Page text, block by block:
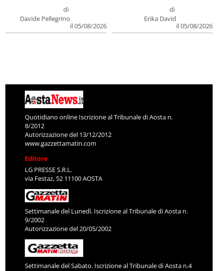
di
Davide Pellegrino
il 05/08/2026
di
Erika David
il 05/08/2026
Quotidiano online Iscrizione al Tribunale di Aosta n.
8/2012
Autorizzazione del 13/12/2012
www.gazzettamatin.com
Editore
LG PRESSE S.R.L.
via Festaz, 52 11100 AOSTA
Settimanale del Lunedì. Iscrizione al Tribunale di Aosta n.
9/2002
Autorizzazione del 20/05/2002
Settimanale del Sabato. Iscrizione al Tribunale di Aosta n.4